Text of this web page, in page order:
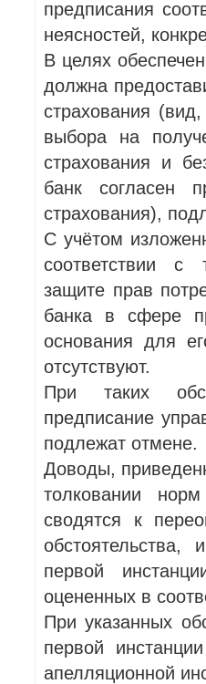
предписания
неясностей,
В целях
должна
страхования
выбора на
страхования и
банк согласен
страхования),
С учётом
соответствии с
защите прав
банка в сфере
основания для
отсутствуют.
При таких
предписание
подлежат отмене.
Доводы,
толковании
сводятся к
первой
оцененных в
При указанных
первой
апелляционной